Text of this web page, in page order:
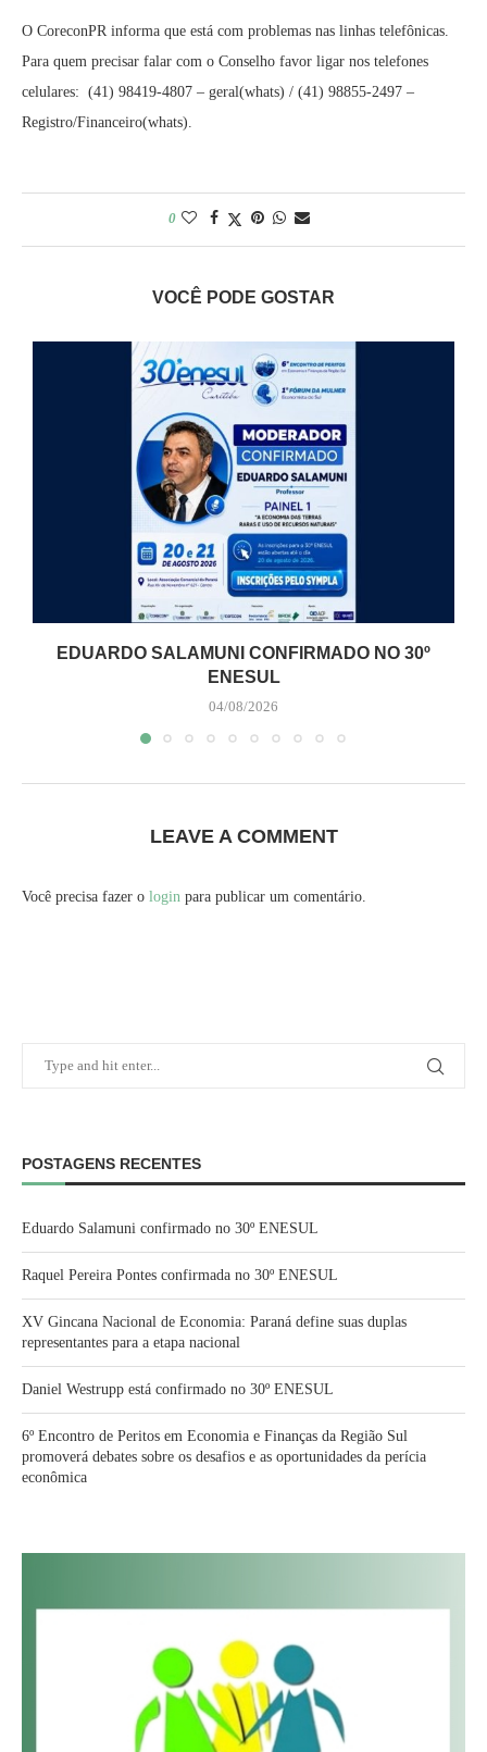
O CoreconPR informa que está com problemas nas linhas telefônicas.
Para quem precisar falar com o Conselho favor ligar nos telefones
celulares: (41) 98419-4807 – geral(whats) / (41) 98855-2497 –
Registro/Financeiro(whats).
0
VOCÊ PODE GOSTAR
EDUARDO SALAMUNI CONFIRMADO NO 30º
ENESUL
04/08/2026
LEAVE A COMMENT
Você precisa fazer o login para publicar um comentário.
POSTAGENS RECENTES
Eduardo Salamuni confirmado no 30º ENESUL
Raquel Pereira Pontes confirmada no 30º ENESUL
XV Gincana Nacional de Economia: Paraná define suas duplas
representantes para a etapa nacional
Daniel Westrupp está confirmado no 30º ENESUL
6º Encontro de Peritos em Economia e Finanças da Região Sul
promoverá debates sobre os desafios e as oportunidades da perícia
econômica